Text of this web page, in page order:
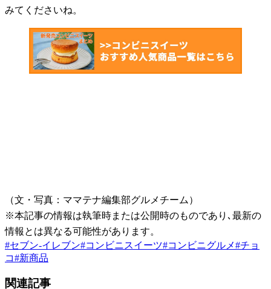
みてくださいね。
（文・写真：ママテナ編集部グルメチーム）
※本記事の情報は執筆時または公開時のものであり､最新の
情報とは異なる可能性があります。
#セブン-イレブン#コンビニスイーツ#コンビニグルメ#チョ
コ#新商品
関連記事